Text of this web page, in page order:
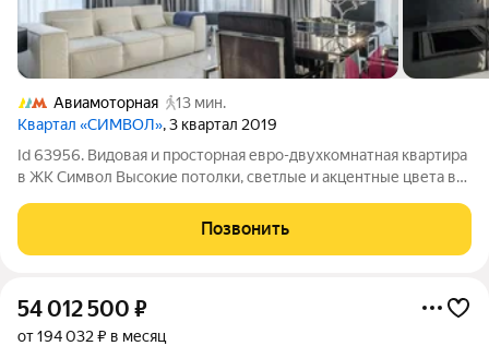
Авиамоторная
13 мин.
Квартал «СИМВОЛ», 3 квартал 2019
Id 63956. Видовая и просторная евро-двухкомнатная квартира
в ЖК Символ Высокие потолки, светлые и акцентные цвета в
атмосферу Изолированная спальня площадью почти 16 м
Огромная кухня-гостинная
Позвонить
54 012 500 ₽
от 194 032 ₽ в месяц